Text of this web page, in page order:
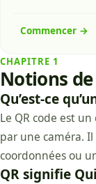
Commencer →
CHAPITRE 1
Notions
Qu’est-ce
Le QR code est
par une caméra.
coordonnées ou
QR signifie